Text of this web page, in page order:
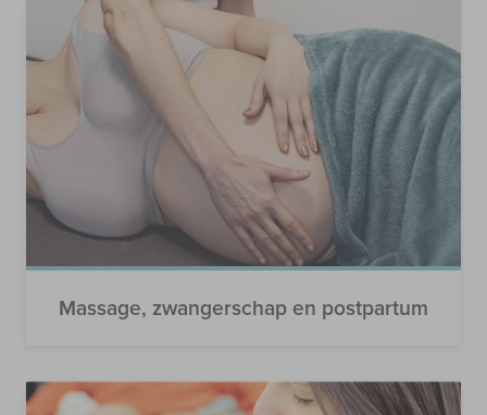
Massage, zwangerschap en postpartum